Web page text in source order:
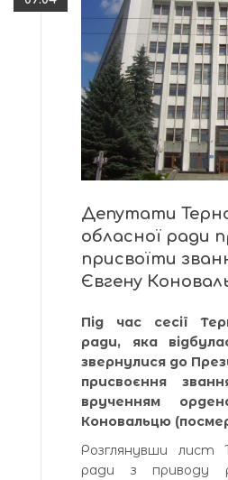
Депутати
обласної ради
присвоїти
Євгену
Під час сесії
ради, яка
звернулися до
присвоєння
врученням
Коновальцю
Розглянувши лист
ради з приводу